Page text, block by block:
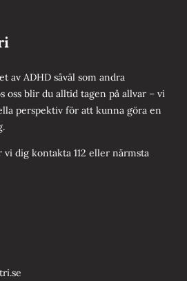
av ADHD såväl som andra
oss blir du alltid tagen på allvar – vi
perspektiv för att kunna göra en
dig kontakta 112 eller närmsta